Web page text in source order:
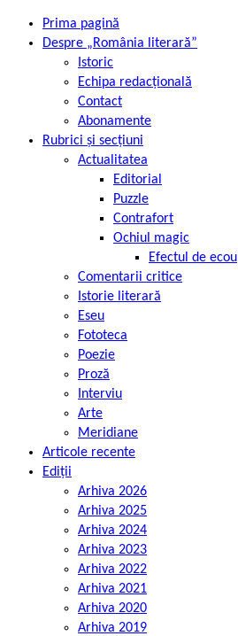
Prima pagină
Despre „România literară”
Istoric
Echipa redacțională
Contact
Abonamente
Rubrici și secțiuni
Actualitatea
Editorial
Puzzle
Contrafort
Ochiul magic
Efectul de ecou
Comentarii critice
Istorie literară
Eseu
Fototeca
Poezie
Proză
Interviu
Arte
Meridiane
Articole recente
Ediții
Arhiva 2026
Arhiva 2025
Arhiva 2024
Arhiva 2023
Arhiva 2022
Arhiva 2021
Arhiva 2020
Arhiva 2019